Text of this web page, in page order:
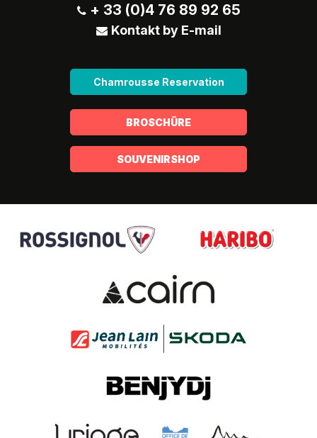
+ 33 (0)4 76 89 92 65
Kontakt by E-mail
Chamrousse Reservation
BROSCHÜRE
SOUVENIRSHOP